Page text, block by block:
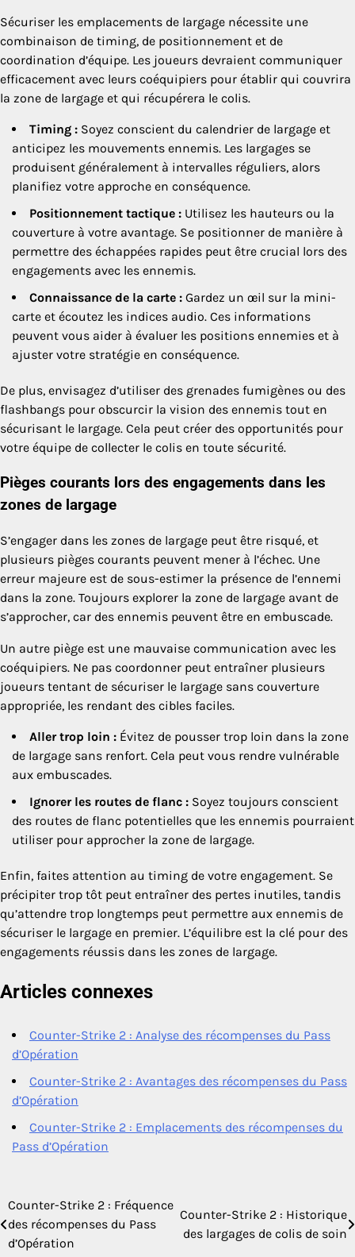
Sécuriser les emplacements de largage nécessite une
combinaison de timing, de positionnement et de
coordination d’équipe. Les joueurs devraient communiquer
efficacement avec leurs coéquipiers pour établir qui couvrira
la zone de largage et qui récupérera le colis.
Timing : Soyez conscient du calendrier de largage et
anticipez les mouvements ennemis. Les largages se
produisent généralement à intervalles réguliers, alors
planifiez votre approche en conséquence.
Positionnement tactique : Utilisez les hauteurs ou la
couverture à votre avantage. Se positionner de manière à
permettre des échappées rapides peut être crucial lors des
engagements avec les ennemis.
Connaissance de la carte : Gardez un œil sur la mini-
carte et écoutez les indices audio. Ces informations
peuvent vous aider à évaluer les positions ennemies et à
ajuster votre stratégie en conséquence.
De plus, envisagez d’utiliser des grenades fumigènes ou des
flashbangs pour obscurcir la vision des ennemis tout en
sécurisant le largage. Cela peut créer des opportunités pour
votre équipe de collecter le colis en toute sécurité.
Pièges courants lors des engagements dans les
zones de largage
S’engager dans les zones de largage peut être risqué, et
plusieurs pièges courants peuvent mener à l’échec. Une
erreur majeure est de sous-estimer la présence de l’ennemi
dans la zone. Toujours explorer la zone de largage avant de
s’approcher, car des ennemis peuvent être en embuscade.
Un autre piège est une mauvaise communication avec les
coéquipiers. Ne pas coordonner peut entraîner plusieurs
joueurs tentant de sécuriser le largage sans couverture
appropriée, les rendant des cibles faciles.
Aller trop loin : Évitez de pousser trop loin dans la zone
de largage sans renfort. Cela peut vous rendre vulnérable
aux embuscades.
Ignorer les routes de flanc : Soyez toujours conscient
des routes de flanc potentielles que les ennemis pourraient
utiliser pour approcher la zone de largage.
Enfin, faites attention au timing de votre engagement. Se
précipiter trop tôt peut entraîner des pertes inutiles, tandis
qu’attendre trop longtemps peut permettre aux ennemis de
sécuriser le largage en premier. L’équilibre est la clé pour des
engagements réussis dans les zones de largage.
Articles connexes
Counter-Strike 2 : Analyse des récompenses du Pass
d’Opération
Counter-Strike 2 : Avantages des récompenses du Pass
d’Opération
Counter-Strike 2 : Emplacements des récompenses du
Pass d’Opération
Post
navigation
Counter-Strike 2 : Fréquence
des récompenses du Pass
d’Opération
Counter-Strike 2 : Historique
des largages de colis de soin